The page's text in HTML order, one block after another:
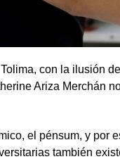
con la ilusión
Ariza Merchán
el pénsum, y por
también